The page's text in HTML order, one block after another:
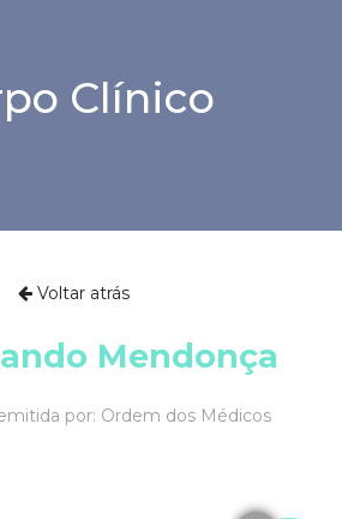
Clínico
Voltar atrás
Mendonça
emitida por: Ordem dos Médicos